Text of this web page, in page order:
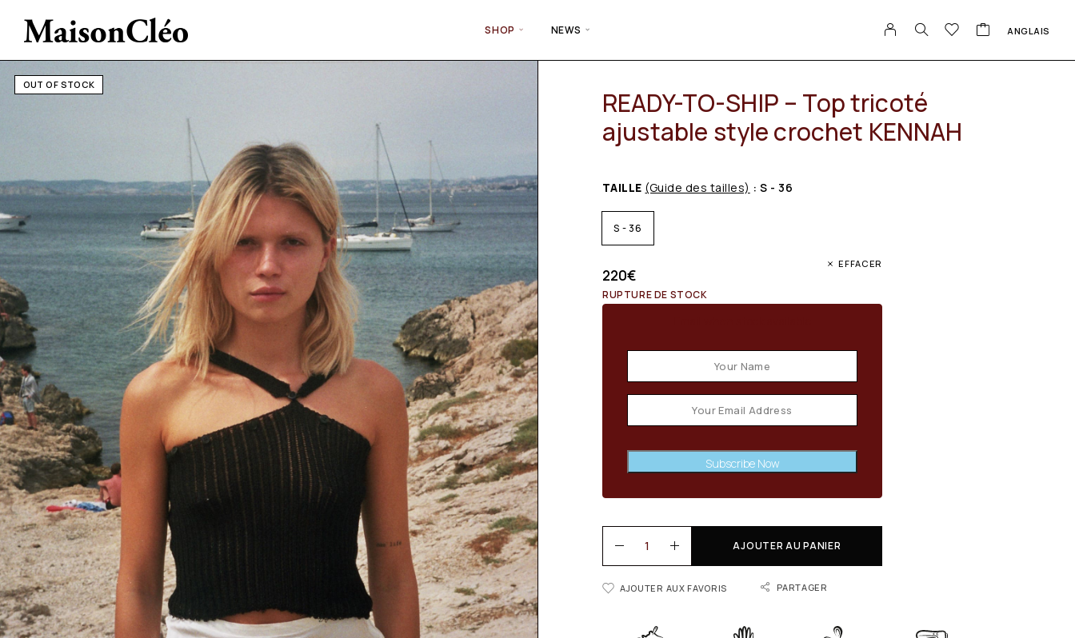
SHOP NEWS ANGLAIS
OUT OF STOCK
READY-TO-SHIP – Top tricoté
ajustable style crochet KENNAH
TAILLE (Guide des tailles) : S - 36
S - 36
EFFACER
220€
RUPTURE DE STOCK
Subscribe Now
AJOUTER AU PANIER
AJOUTER AUX FAVORIS PARTAGER